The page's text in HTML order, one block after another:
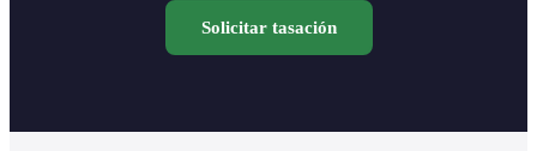
Solicitar tasación